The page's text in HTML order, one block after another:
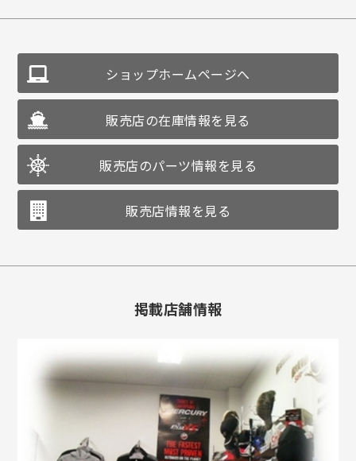
ショップホームページへ
販売店の在庫情報を見る
販売店のパーツ情報を見る
販売店情報を見る
掲載店舗情報